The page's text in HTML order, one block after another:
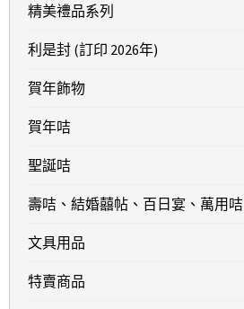
精美禮品系列
利是封 (訂印 2026年)
賀年飾物
賀年咭
聖誕咭
壽咭、結婚囍帖、百日宴、萬用咭
文具用品
特賣商品